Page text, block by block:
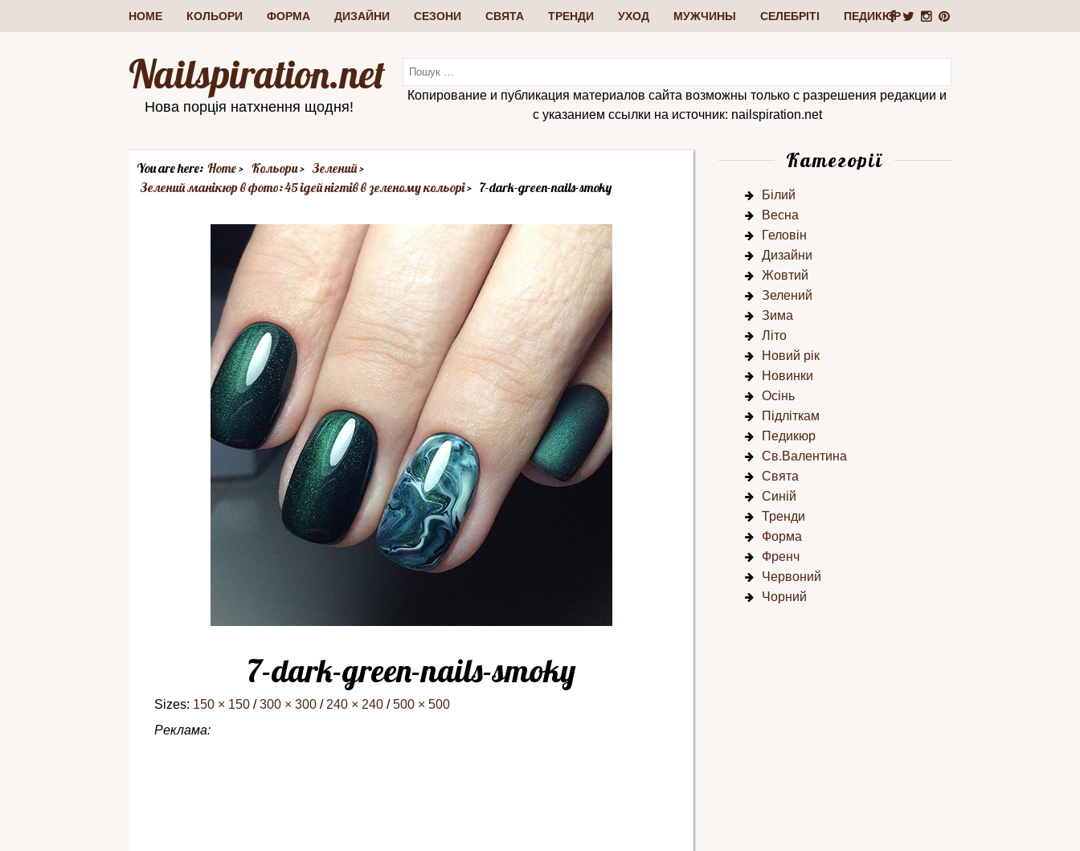
HOME КОЛЬОРИ ФОРМА ДИЗАЙНИ СЕЗОНИ СВЯТА ТРЕНДИ УХОД МУЖЧИНЫ СЕЛЕБРІТІ ПЕДИКЮР
Nailspiration.net
Нова порція натхнення щодня!
Копирование и публикация материалов сайта возможны только с разрешения редакции и
с указанием ссылки на источник: nailspiration.net
You are here: Home Кольори
Зелений
Зелений манікюр в фото: 45 ідей нігтів в зеленому кольорі
7-dark-green-nails-smoky
7-dark-green-nails-smoky
Sizes: 150 × 150 / 300 × 300 / 240 × 240 / 500 × 500
Реклама:
Категорії
Білий
Весна
Геловін
Дизайни
Жовтий
Зелений
Зима
Літо
Новий рік
Новинки
Осінь
Підліткам
Педикюр
Св.Валентина
Свята
Синій
Тренди
Форма
Френч
Червоний
Чорний